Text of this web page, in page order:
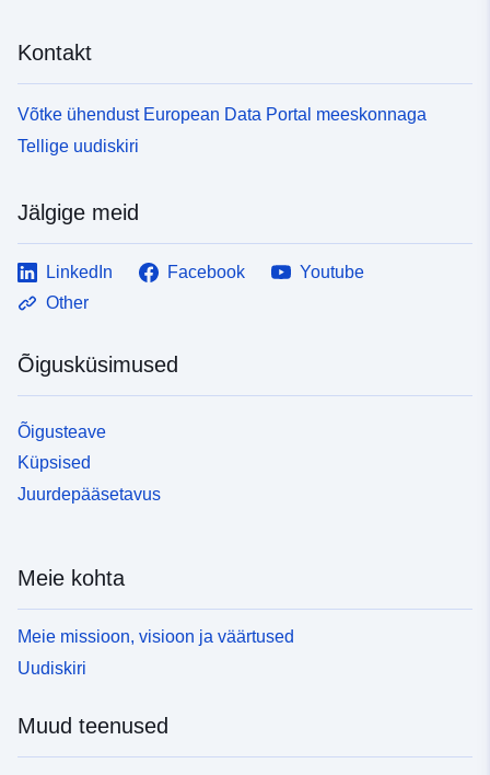
Kontakt
Võtke ühendust European Data Portal meeskonnaga
Tellige uudiskiri
Jälgige meid
LinkedIn Facebook
Youtube
Other
Õigusküsimused
Õigusteave
Küpsised
Juurdepääsetavus
Meie kohta
Meie missioon, visioon ja väärtused
Uudiskiri
Muud teenused